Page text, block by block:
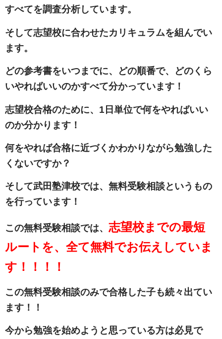
すべてを調査分析しています。
そして志望校に合わせたカリキュラムを組んでい
ます。
どの参考書をいつまでに、どの順番で、どのくら
いやればいいのかすべて分かっています！
志望校合格のために、1日単位で何をやればいい
のか分かります！
何をやれば合格に近づくかわかりながら勉強した
くないですか？
そして武田塾津校では、無料受験相談というもの
を行っています！
この無料受験相談では、 志望校までの最短
ルートを、全て無料でお伝えしていま
す！！！！
この無料受験相談のみで合格した子も続々出てい
ます！！
今から勉強を始めようと思っている方は必見で